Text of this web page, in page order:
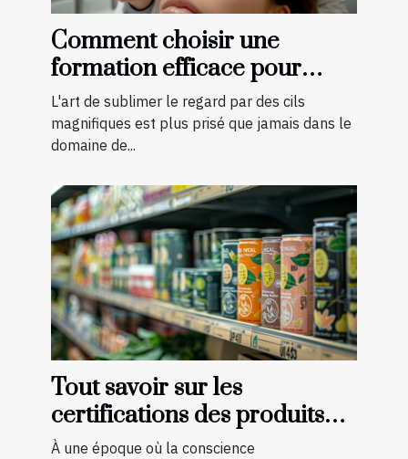
Comment choisir une
formation efficace pour
devenir technicienne de cils
certifiée
L'art de sublimer le regard par des cils
magnifiques est plus prisé que jamais dans le
domaine de...
Tout savoir sur les
certifications des produits
bio et naturels
À une époque où la conscience